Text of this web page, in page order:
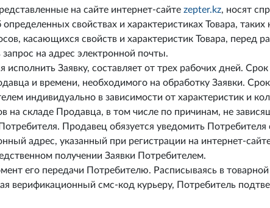
на сайте интернет-сайте zepter.kz, носят
свойствах и характеристиках Товара, таких
касающихся свойств и характеристик Товара, перед
на адрес электронной почты.
Заявку, составляет от трех рабочих дней. Срок
и времени, необходимого на обработку Заявки.
индивидуально в зависимости от характеристик и
на складе Продавца, в том числе по причинам, не
Продавец обязуется уведомить
адрес, указанный при регистрации на интернет-
получении Заявки Потребителем.
его передачи Потребителю. Расписываясь в
верификационный смс-код курьеру, Потребитель